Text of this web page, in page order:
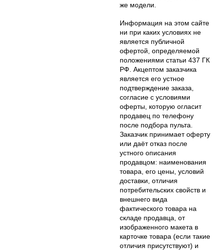
же модели.
Информация на этом сайте
ни при каких условиях не
является публичной
офертой, определяемой
положениями статьи 437 ГК
РФ. Акцептом заказчика
является его устное
подтверждение заказа,
согласие с условиями
оферты, которую огласит
продавец по телефону
после подбора пульта.
Заказчик принимает оферту
или даёт отказ после
устного описания
продавцом: наименования
товара, его цены, условий
доставки, отличия
потребительских свойств и
внешнего вида
фактического товара на
складе продавца, от
изображенного макета в
карточке товара (если такие
отличия присутствуют) и